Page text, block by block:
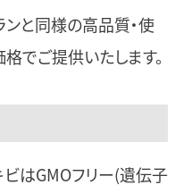
と同様の高品質・使
でご提供いたします。
はGMOフリー(遺伝子